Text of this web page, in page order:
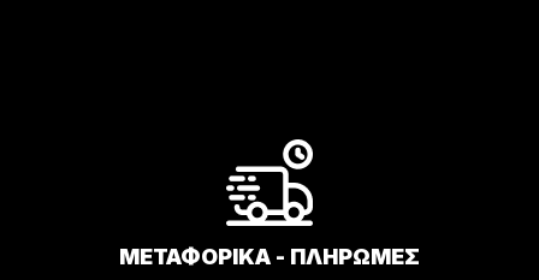
ΜΕΤΑΦΟΡΙΚΑ - ΠΛΗΡΩΜΕΣ